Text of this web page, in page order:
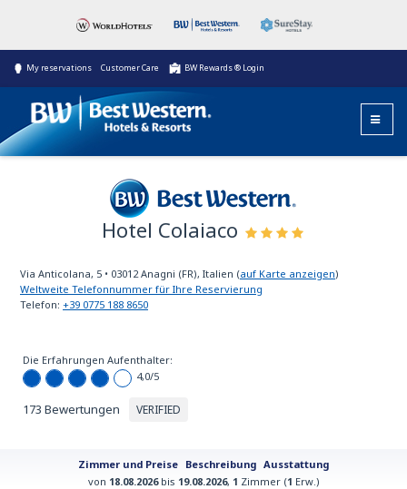
My reservations Customer Care BW Rewards ® Login
Best Western
Hotel Colaiaco
Via Anticolana, 5 • 03012 Anagni (FR), Italien (auf Karte anzeigen)
Weltweite Telefonnummer für Ihre Reservierung
Telefon: +39 0775 188 8650
Die Erfahrungen Aufenthalter:
4,0/5
173 Bewertungen VERIFIED
Zimmer und Preise Beschreibung Ausstattung
von 18.08.2026bis 19.08.2026, 1 Zimmer (1 Erw.)